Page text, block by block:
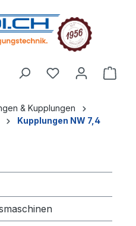
& Kupplungen
Kupplungen NW 7,4